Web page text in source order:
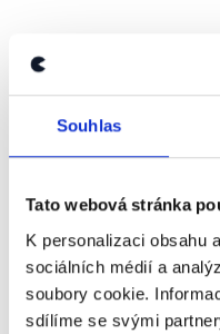
Souhlas
Tato webová stránka
K personalizaci obsahu
sociálních médií a
soubory cookie.
sdílíme se svými
Politická stranaPočet
mandátů bez 5%
Software pro výpočty:
také ústavní právník
Z předkládaného
uzavírací klauzule by
Straně zelených a
KDU-ČSL. Pokud se
Dienstbier
Má za
proti
20 minut